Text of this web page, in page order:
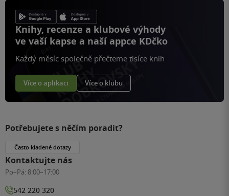
Knihy, recenze a klubové výhody
ve vaší kapse a naší appce KDčko
Každý měsíc společně přečteme tisíce knih
Více o aplikaci Více o klubu
Potřebujete s něčím poradit?
Často kladené dotazy
Kontaktujte nás
Po–Pá: 8:00–17:00
542 220 320